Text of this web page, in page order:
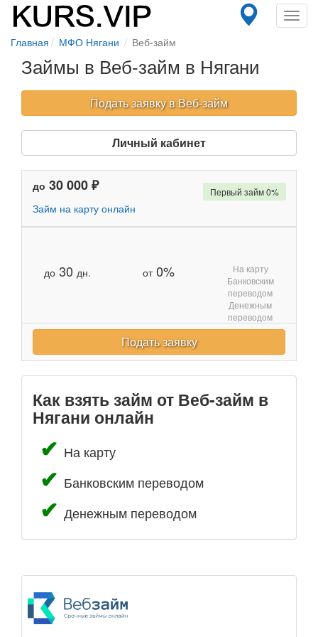
Главная МФО Нягани Веб-займ
Займы в Веб-займ в Нягани
Подать заявку в Веб-займ
Личный кабинет
до 30 000 ₽
Займ на карту онлайн
до 30 дн. от0%
Первый займ 0%
На карту
Банковским
переводом
Денежным
переводом
Подать заявку
Как взять займ от Веб-займ в
Нягани онлайн
На карту
Банковским переводом
Денежным переводом